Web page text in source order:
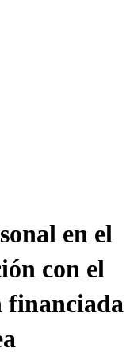
en el
con el
financiada